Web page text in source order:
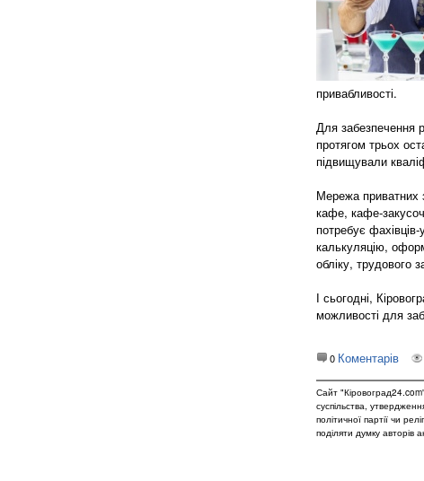
привабливості.
Для забезпечення
протягом трьох
підвищували
Мережа приватних
кафе, кафе-
потребує
калькуляцію,
обліку, трудового
І сьогодні,
можливості для
0 Коментарів
Сайт
суспільства,
політичної партії чи
поділяти думку авторів